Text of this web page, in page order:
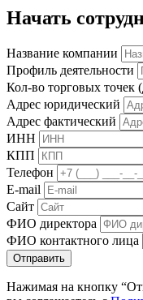
Начать
Название компании
Профиль деятельности
Кол-во торговых точек
Адрес юридический
Адрес фактический
ИНН
КПП
Телефон
E-mail
Сайт
ФИО директора
ФИО контактного лица
Отправить
Нажимая на кнопку